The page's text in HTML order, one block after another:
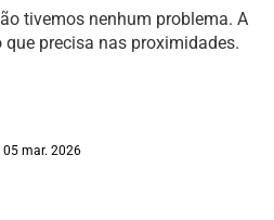
tivemos nenhum problema. A
precisa nas proximidades.
| 05 mar. 2026